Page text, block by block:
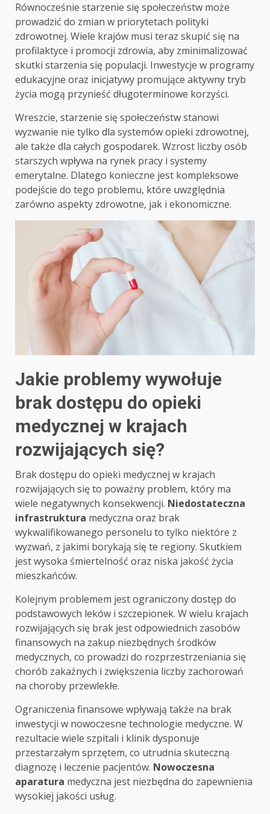
Równocześnie starzenie się społeczeństw może
prowadzić do zmian w priorytetach polityki
zdrowotnej. Wiele krajów musi teraz skupić się na
profilaktyce i promocji zdrowia, aby zminimalizować
skutki starzenia się populacji. Inwestycje w programy
edukacyjne oraz inicjatywy promujące aktywny tryb
życia mogą przynieść długoterminowe korzyści.
Wreszcie, starzenie się społeczeństw stanowi
wyzwanie nie tylko dla systemów opieki zdrowotnej,
ale także dla całych gospodarek. Wzrost liczby osób
starszych wpływa na rynek pracy i systemy
emerytalne. Dlatego konieczne jest kompleksowe
podejście do tego problemu, które uwzględnia
zarówno aspekty zdrowotne, jak i ekonomiczne.
Jakie problemy wywołuje
brak dostępu do opieki
medycznej w krajach
rozwijających się?
Brak dostępu do opieki medycznej w krajach
rozwijających się to poważny problem, który ma
wiele negatywnych konsekwencji. Niedostateczna
infrastruktura medyczna oraz brak
wykwalifikowanego personelu to tylko niektóre z
wyzwań, z jakimi borykają się te regiony. Skutkiem
jest wysoka śmiertelność oraz niska jakość życia
mieszkańców.
Kolejnym problemem jest ograniczony dostęp do
podstawowych leków i szczepionek. W wielu krajach
rozwijających się brak jest odpowiednich zasobów
finansowych na zakup niezbędnych środków
medycznych, co prowadzi do rozprzestrzeniania się
chorób zakaźnych i zwiększenia liczby zachorowań
na choroby przewlekłe.
Ograniczenia finansowe wpływają także na brak
inwestycji w nowoczesne technologie medyczne. W
rezultacie wiele szpitali i klinik dysponuje
przestarzałym sprzętem, co utrudnia skuteczną
diagnozę i leczenie pacjentów. Nowoczesna
aparatura medyczna jest niezbędna do zapewnienia
wysokiej jakości usług.